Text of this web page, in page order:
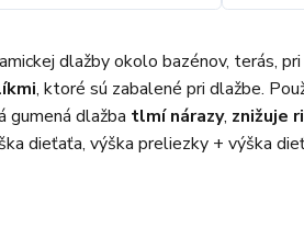
dlažby okolo bazénov, terás,
, ktoré sú zabalené pri dlažbe.
gumená dlažba tlmí nárazy, znižuje
dieťaťa, výška preliezky + výška